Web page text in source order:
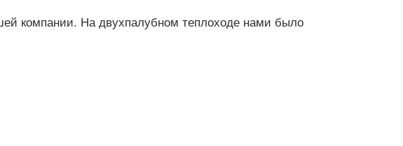
компании. На двухпалубном теплоходе нами было